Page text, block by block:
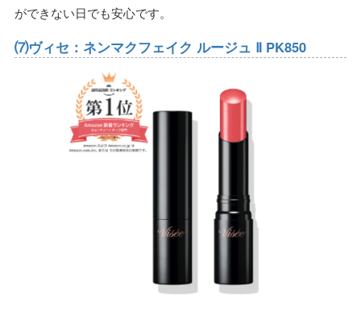
ができない日でも安心です。
⑺ヴィセ：ネンマクフェイク ルージュ Ⅱ PK850